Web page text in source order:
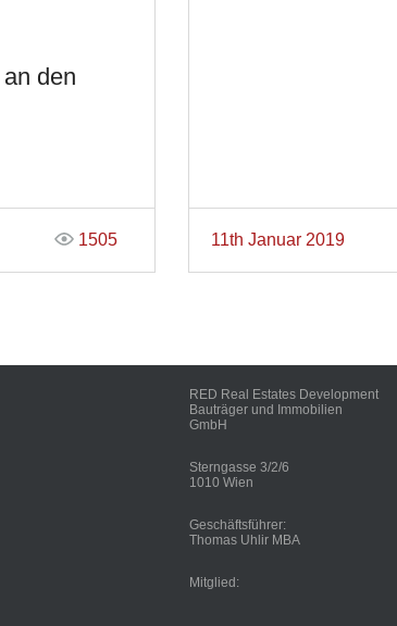
den
1505 11th Januar 2019
RED Real Estates Development
Bauträger und Immobilien
GmbH
Sterngasse 3/2/6
1010 Wien
Geschäftsführer:
Thomas Uhlir MBA
Mitglied: